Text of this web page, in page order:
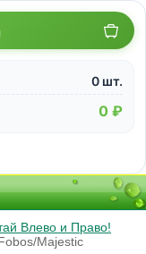
0 шт.
0 ₽
Влево и Право!
Majestic